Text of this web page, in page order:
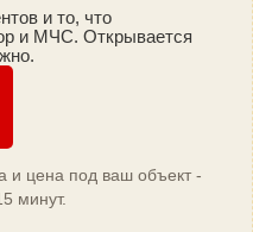
и то, что
и МЧС. Открывается
и цена под ваш объект -
минут.